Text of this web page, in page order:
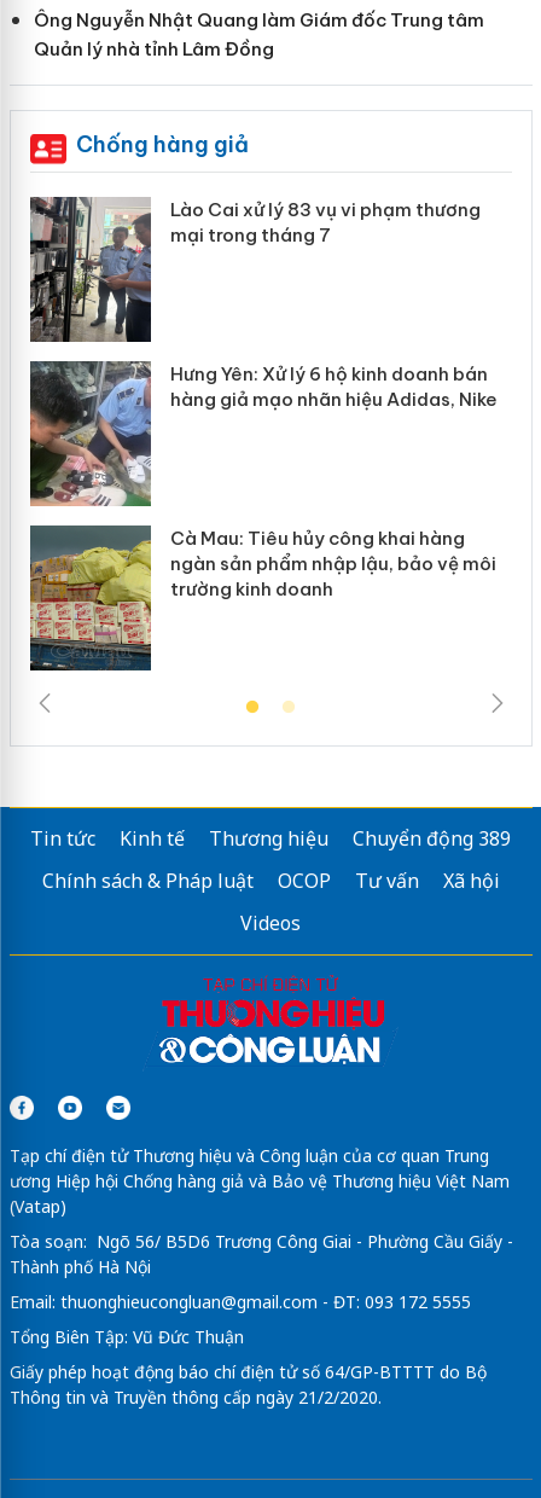
Ông Nguyễn Nhật Quang làm Giám đốc Trung tâm
Quản lý nhà tỉnh Lâm Đồng
Chống hàng giả
Lào Cai xử lý 83 vụ vi phạm thương
mại trong tháng 7
Hưng Yên: Xử lý 6 hộ kinh doanh bán
hàng giả mạo nhãn hiệu Adidas, Nike
Cà Mau: Tiêu hủy công khai hàng
ngàn sản phẩm nhập lậu, bảo vệ môi
trường kinh doanh
Tin tức Kinh tế Thương hiệu
Chuyển động 389
Chính sách & Pháp luật
OCOP Tư vấn
Xã hội
Videos
Tạp chí điện tử Thương hiệu và Công luận của cơ quan Trung
ương Hiệp hội Chống hàng giả và Bảo vệ Thương hiệu Việt Nam
(Vatap)
Tòa soạn: Ngõ 56/ B5D6 Trương Công Giai - Phường Cầu Giấy -
Thành phố Hà Nội
Email: thuonghieucongluan@gmail.com - ĐT: 093 172 5555
Tổng Biên Tập: Vũ Đức Thuận
Giấy phép hoạt động báo chí điện tử số 64/GP-BTTTT do Bộ
Thông tin và Truyền thông cấp ngày 21/2/2020.